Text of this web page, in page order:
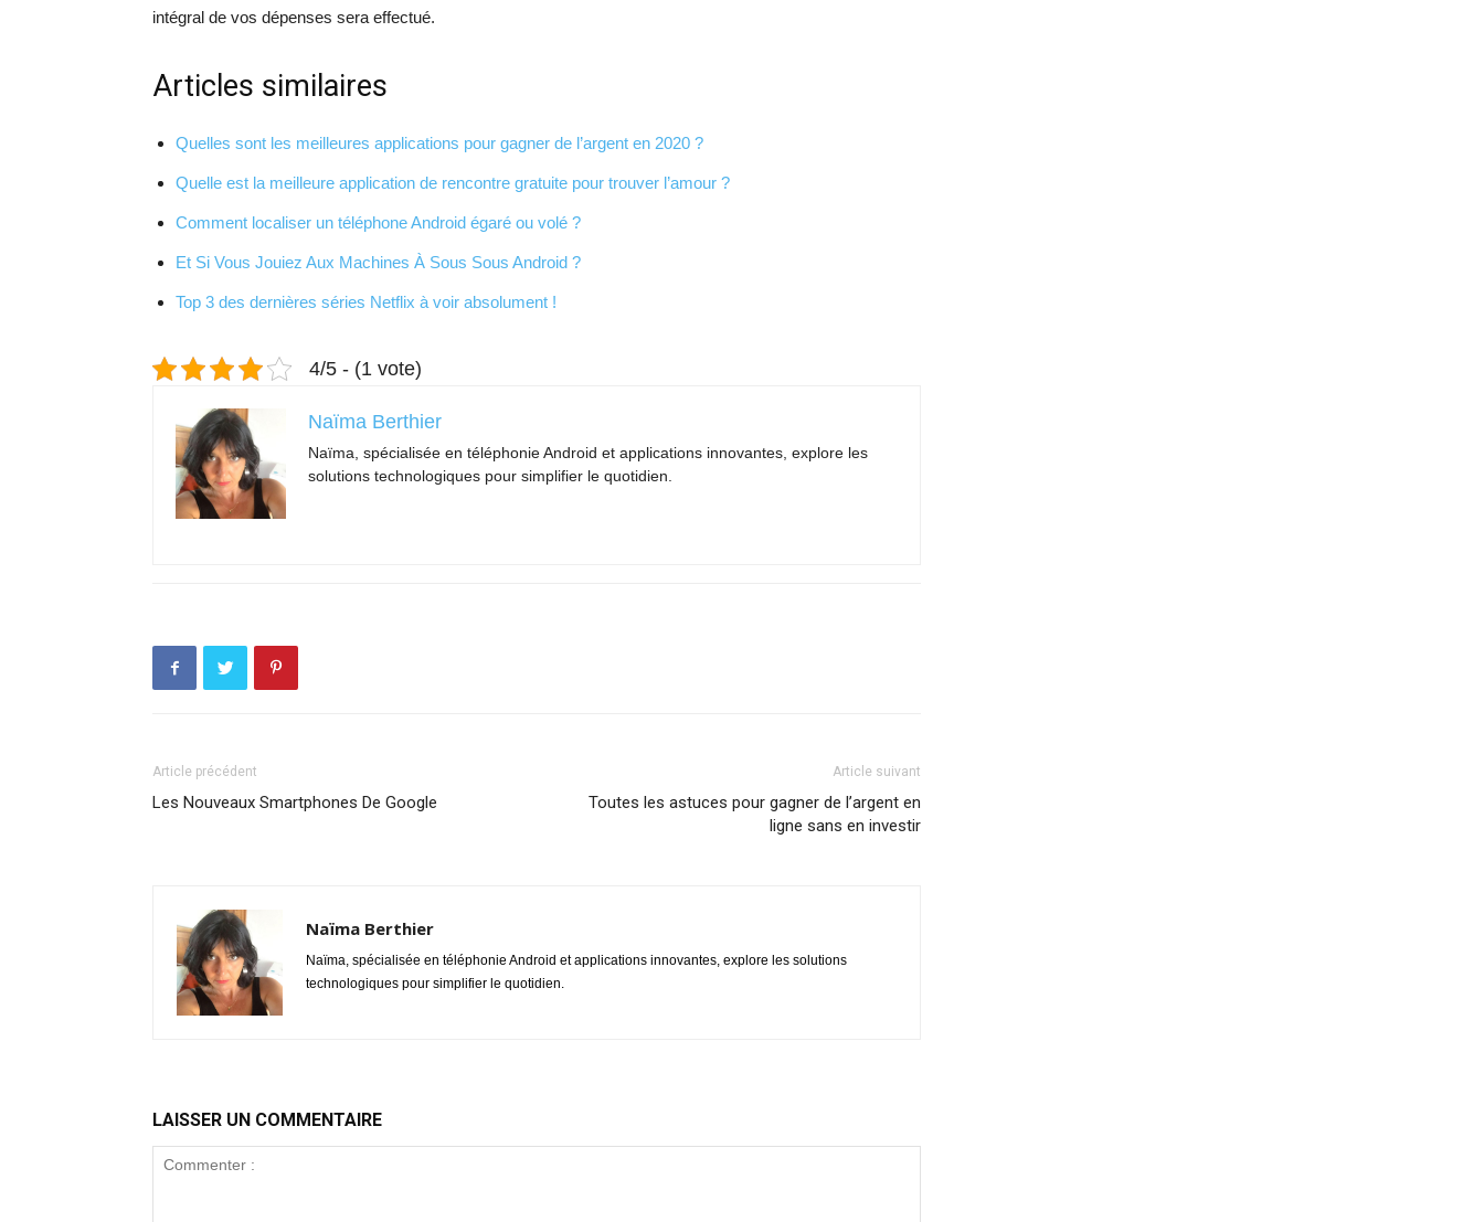
intégral de vos dépenses sera effectué.
Articles similaires
Quelles sont les meilleures applications pour gagner de l’argent en 2020 ?
Quelle est la meilleure application de rencontre gratuite pour trouver l’amour ?
Comment localiser un téléphone Android égaré ou volé ?
Et Si Vous Jouiez Aux Machines À Sous Sous Android ?
Top 3 des dernières séries Netflix à voir absolument !
4/5 - (1 vote)
Naïma Berthier
Naïma, spécialisée en téléphonie Android et applications innovantes, explore les
solutions technologiques pour simplifier le quotidien.
Article précédent
Les Nouveaux Smartphones De Google
Article suivant
Toutes les astuces pour gagner de l’argent en
ligne sans en investir
Naïma Berthier
Naïma, spécialisée en téléphonie Android et applications innovantes, explore les solutions
technologiques pour simplifier le quotidien.
LAISSER UN COMMENTAIRE